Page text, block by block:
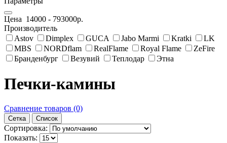
Цена 14000 - 793000р.
Производитель
Astov
Dimplex GUCA Jabo Marmi Kratki
LK
MBS
NORDflam RealFlame Royal Flame
ZeFire
Бранденбург
Везувий Теплодар Этна
Печки-камины
Сравнение товаров (0)
Сетка Список
Сортировка:
Показать: